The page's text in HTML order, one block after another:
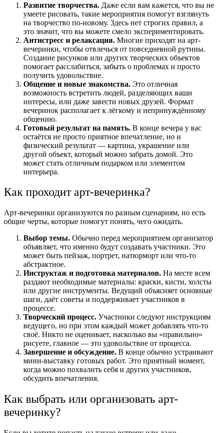
Развитие творчества. Даже если вам кажется, что вы не
умеете рисовать, такие мероприятия помогут взглянуть
на творчество по-новому. Здесь нет строгих правил, а
это значит, что вы можете смело экспериментировать.
Антистресс и релаксация. Многие приходят на арт-
вечеринки, чтобы отвлечься от повседневной рутины.
Создание рисунков или других творческих объектов
помогает расслабиться, забыть о проблемах и просто
получить удовольствие.
Общение и новые знакомства. Это отличная
возможность встретить людей, разделяющих ваши
интересы, или даже завести новых друзей. Формат
вечеринок располагает к лёгкому и непринуждённому
общению.
Готовый результат на память. В конце вечера у вас
остаётся не просто приятное впечатление, но и
физический результат — картина, украшение или
другой объект, который можно забрать домой. Это
может стать отличным подарком или элементом
интерьера.
Как проходит арт-вечеринка?
Арт-вечеринки организуются по разным сценариям, но есть
общие черты, которые помогут понять, чего ожидать.
Выбор темы. Обычно перед мероприятием организатор
объявляет, что именно будут создавать участники. Это
может быть пейзаж, портрет, натюрморт или что-то
абстрактное.
Инструктаж и подготовка материалов. На месте всем
раздают необходимые материалы: краски, кисти, холсты
или другие инструменты. Ведущий объясняет основные
шаги, даёт советы и поддерживает участников в
процессе.
Творческий процесс. Участники следуют инструкциям
ведущего, но при этом каждый может добавлять что-то
своё. Никто не оценивает, насколько вы «правильно»
рисуете, главное — это удовольствие от процесса.
Завершение и обсуждение. В конце обычно устраивают
мини-выставку готовых работ. Это приятный момент,
когда можно похвалить себя и других участников,
обсудить впечатления.
Как выбрать или организовать арт-
вечеринку?